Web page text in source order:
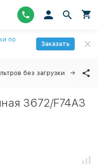
по
Заказать
без загрузки
3672/F74А3